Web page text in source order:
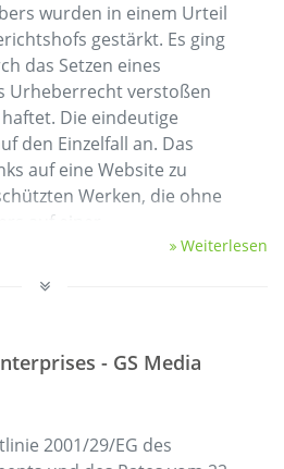
wurden in einem Urteil
gestärkt. Es ging
das Setzen eines
Urheberrecht verstoßen
Die eindeutige
den Einzelfall an. Das
auf eine Website zu
Werken, die ohne
auf einer …
Weiterlesen
- GS Media
2001/29/EG des